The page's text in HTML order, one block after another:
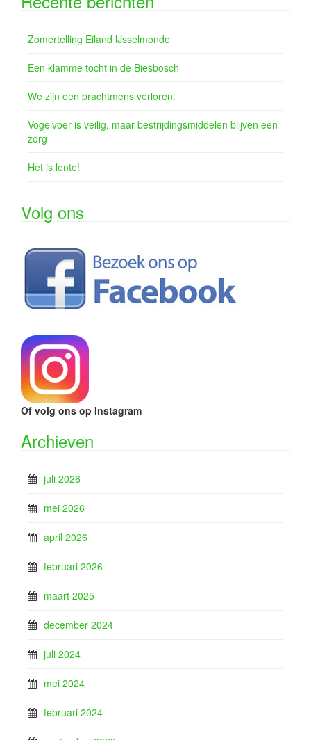
Zomertelling Eiland IJsselmonde
Een klamme tocht in de Biesbosch
We zijn een prachtmens verloren.
Vogelvoer is veilig, maar bestrijdingsmiddelen blijven een
zorg
Het is lente!
Volg ons
Of volg ons op Instagram
Archieven
juli 2026
mei 2026
april 2026
februari 2026
maart 2025
december 2024
juli 2024
mei 2024
februari 2024